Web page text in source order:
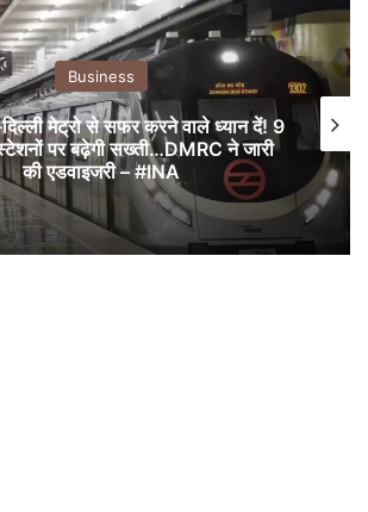
Business
मेट्रो से सफर करने वाले ध्यान दें! 9
पर बढ़ेगी सख्ती…DMRC ने जारी
की एडवाइजरी – #INA